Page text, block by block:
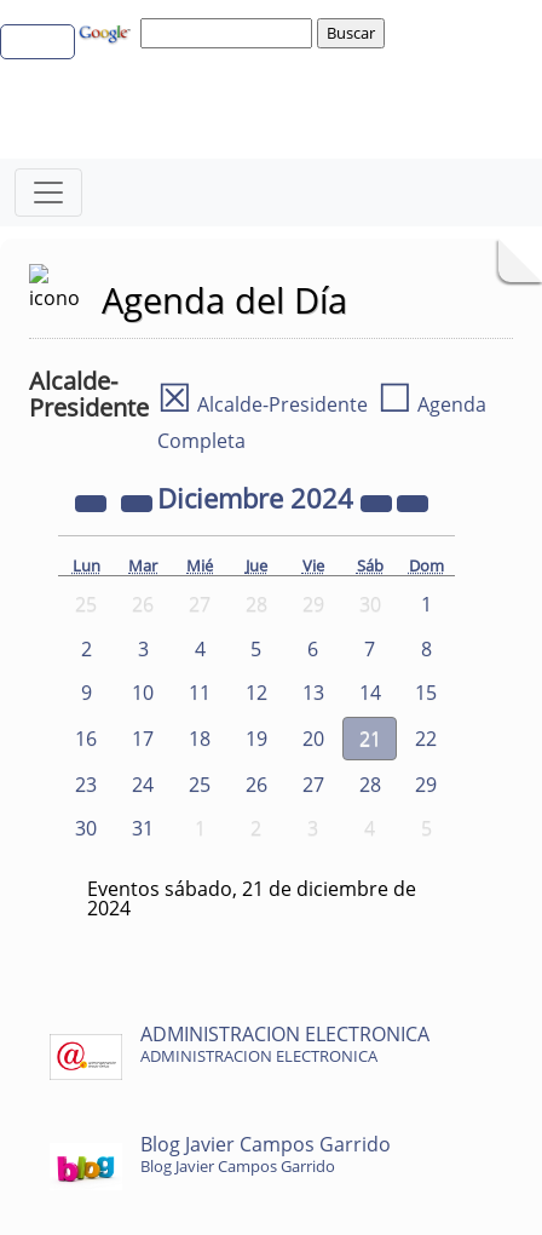
Agenda del Día
Alcalde-
Presidente ☒ Alcalde-Presidente ☐ Agenda
Completa
Diciembre 2024
Lun Mar Mié Jue Vie Sáb Dom
25 26 27 28 29 30
1
2
3 4 5 6 7
8
9
10 11 12 13 14
15
16
17 18 19 20 21
22
23
24 25 26 27 28
29
30
31 1 2 3 4 5
Eventos sábado, 21 de diciembre de
2024
ADMINISTRACION ELECTRONICA
ADMINISTRACION ELECTRONICA
Blog Javier Campos Garrido
Blog Javier Campos Garrido